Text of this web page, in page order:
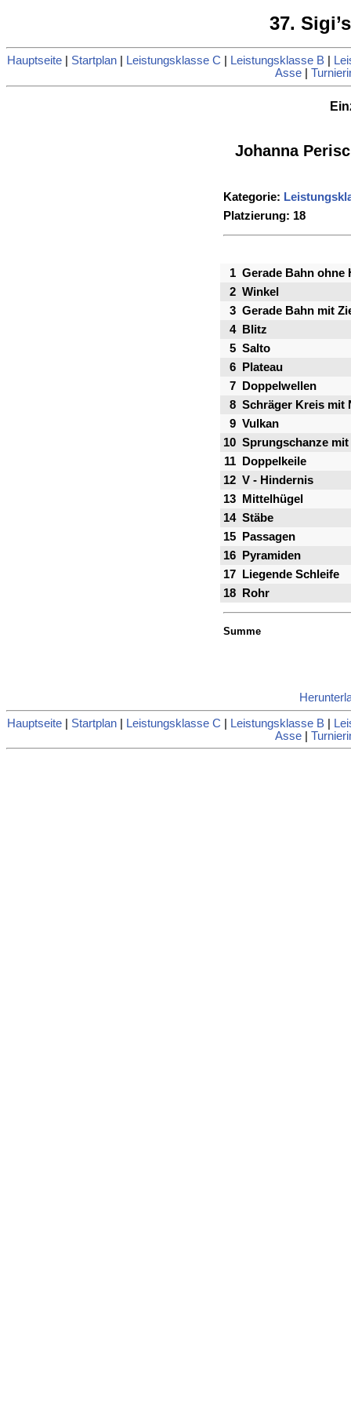
37.
Hauptseite Startplan Leistungsklasse C Leistungsklasse B
Asse|
Johanna
Kategorie:
Platzierung: 18
1 Gerade Bahn ohne
2 Winkel
3 Gerade Bahn mit
4
Blitz
5 Salto
6
Plateau
7
Doppelwellen
8 Schräger Kreis mit
9 Vulkan
10 Sprungschanze mit
11
Doppelkeile
12 V - Hindernis
13
Mittelhügel
14 Stäbe
15
Passagen
16
Pyramiden
17
Liegende Schleife
18
Rohr
Summe
Hauptseite Startplan Leistungsklasse C Leistungsklasse B
Asse|